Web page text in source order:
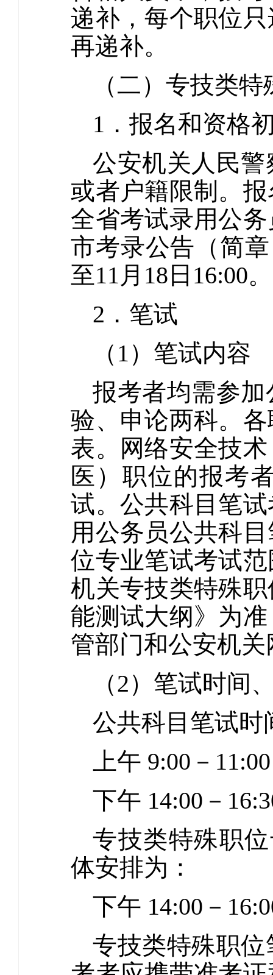
递补，每个职位
再递补。
（二）专技类
1．报名和资格
公安机关人民
或者户籍限制。
全省考试录用公
市考录公告（简
至11月18日16:00。
2．笔试
（1）笔试内容
报考者均需参
验、申论两科。
表。网络安全技
医）职位的报考
试。公共科目笔
用公务员公共科
位专业笔试考试
机关专技类特殊
能测试大纲》为
管部门和公安机
（2）笔试时间
公共科目笔试时
上午 9:00－
下午 14:00－
专技类特殊职
体安排为：
下午 14:00－
专技类特殊职